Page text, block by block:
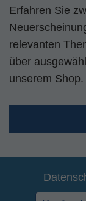
Erfahren Sie
relevanten
über
unserem Shop.